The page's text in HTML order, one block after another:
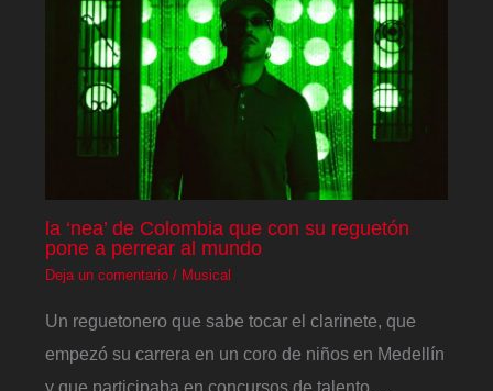
la ‘nea’ de Colombia que con su reguetón
pone a perrear al mundo
Deja un comentario / Musical
Un reguetonero que sabe tocar el clarinete, que
empezó su carrera en un coro de niños en Medellín